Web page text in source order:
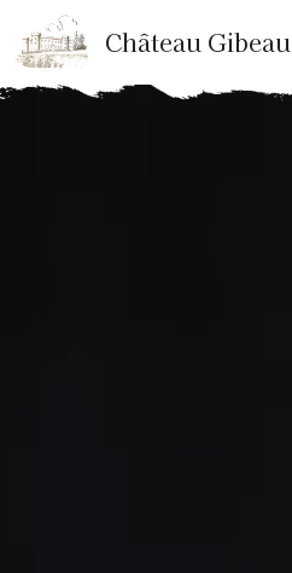
Château Gibeau
Panneau de gestion des cookies